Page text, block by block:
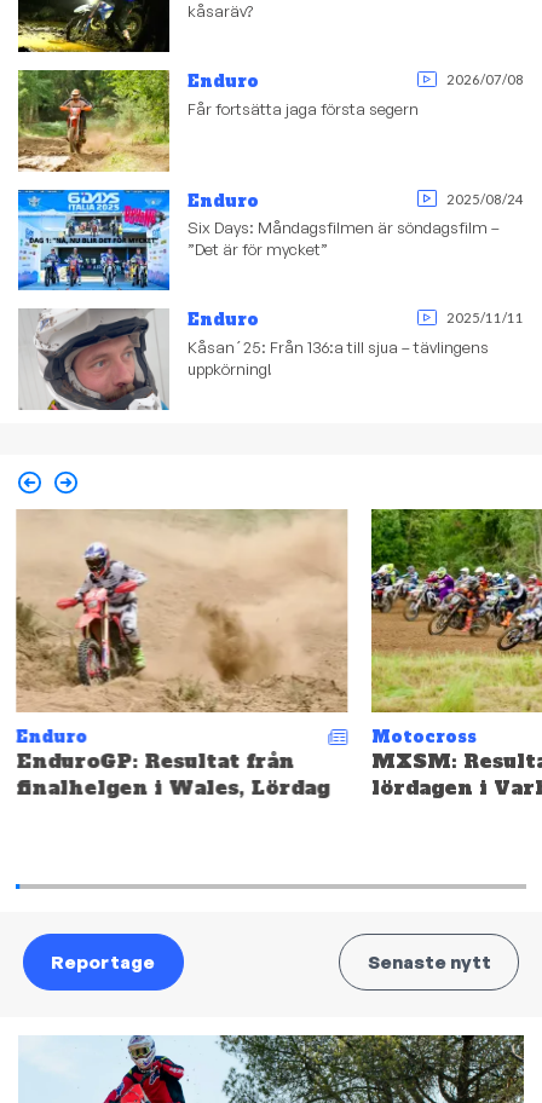
kåsaräv?
Enduro 2026/07/08
Får fortsätta jaga första segern
Enduro 2025/08/24
Six Days: Måndagsfilmen är söndagsfilm –
”Det är för mycket”
Enduro 2025/11/11
Kåsan´25: Från 136:a till sjua – tävlingens
uppkörning!
Enduro
EnduroGP: Resultat från
finalhelgen i Wales, Lördag
Motocross
MXSM:
lördagen i
Reportage Senaste nytt